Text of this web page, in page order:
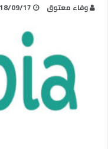
وفاء معتوق 09/17